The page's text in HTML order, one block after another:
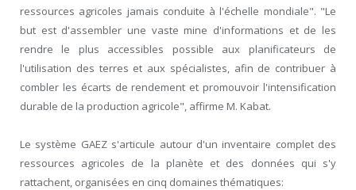
ressources agricoles jamais conduite à l'échelle mondiale". "Le
but est d'assembler une vaste mine d'informations et de les
rendre le plus accessibles possible aux planificateurs de
l'utilisation des terres et aux spécialistes, afin de contribuer à
combler les écarts de rendement et promouvoir l'intensification
durable de la production agricole", affirme M. Kabat.
Le système GAEZ s'articule autour d'un inventaire complet des
ressources agricoles de la planète et des données qui s'y
rattachent, organisées en cinq domaines thématiques: